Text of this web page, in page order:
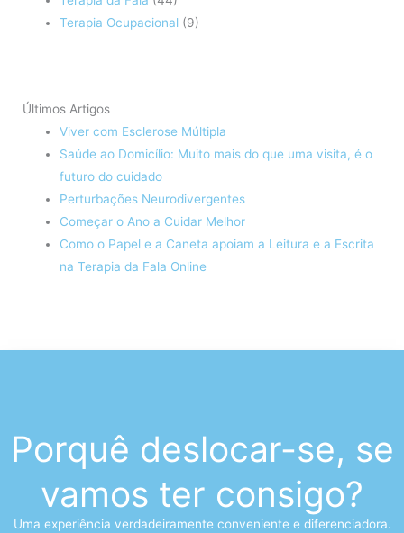
Terapia Ocupacional (9)
Últimos Artigos
Viver com Esclerose Múltipla
Saúde ao Domicílio: Muito mais do que uma visita, é o
futuro do cuidado
Perturbações Neurodivergentes
Começar o Ano a Cuidar Melhor
Como o Papel e a Caneta apoiam a Leitura e a Escrita
na Terapia da Fala Online
Porquê deslocar-se, se
vamos ter consigo?
Uma experiência verdadeiramente conveniente e diferenciadora.